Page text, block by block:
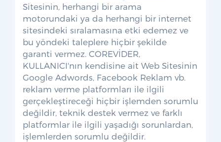
Sitesinin, herhangi bir arama
motorundaki ya da herhangi bir internet
sitesindeki sıralamasına etki edemez ve
bu yöndeki taleplere hiçbir şekilde
garanti vermez. COREVİDER,
KULLANICI'nın kendisine ait Web Sitesinin
Google Adwords, Facebook Reklam vb.
reklam verme platformları ile ilgili
gerçekleştireceği hiçbir işlemden sorumlu
değildir, teknik destek vermez ve farklı
platformlar ile ilgili yaşadığı sorunlardan,
işlemlerden sorumlu değildir.